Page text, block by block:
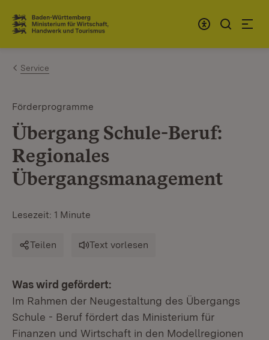
Zum Inhalt springen
Link zur Startseite
Service
Förderprogramme
Übergang Schule-Beruf:
Regionales
Übergangsmanagement
Lesezeit: 1 Minute
Teilen Text vorlesen
Was wird gefördert:
Im Rahmen der Neugestaltung des Übergangs
Schule - Beruf fördert das Ministerium für
Finanzen und Wirtschaft in den Modellregionen